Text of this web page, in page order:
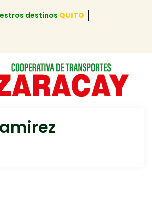
destinosQUITO